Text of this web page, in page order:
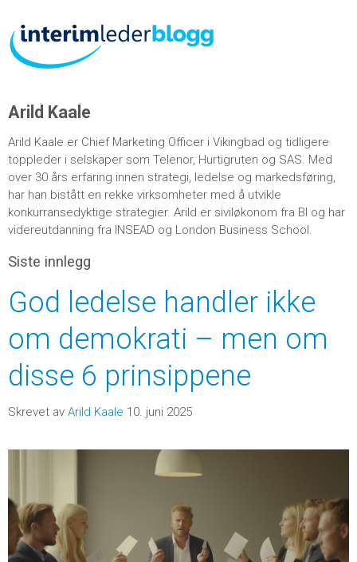
Arild Kaale
Arild Kaale er Chief Marketing Officer i Vikingbad og tidligere
toppleder i selskaper som Telenor, Hurtigruten og SAS. Med
over 30 års erfaring innen strategi, ledelse og markedsføring,
har han bistått en rekke virksomheter med å utvikle
konkurransedyktige strategier. Arild er siviløkonom fra BI og har
videreutdanning fra INSEAD og London Business School.
Siste innlegg
God ledelse handler ikke
om demokrati – men om
disse 6 prinsippene
Skrevet av Arild Kaale 10. juni 2025